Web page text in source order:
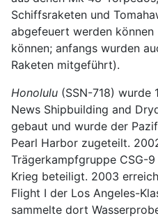
Schiffsraketen und
abgefeuert werden
können; anfangs wurden
Raketen mitgeführt).
Honolulu (SSN-718) wurde
News Shipbuilding and
gebaut und wurde der
Pearl Harbor zugeteilt.
Trägerkampfgruppe CSG-
Krieg beteiligt. 2003
Flight I der Los Angeles-
sammelte dort